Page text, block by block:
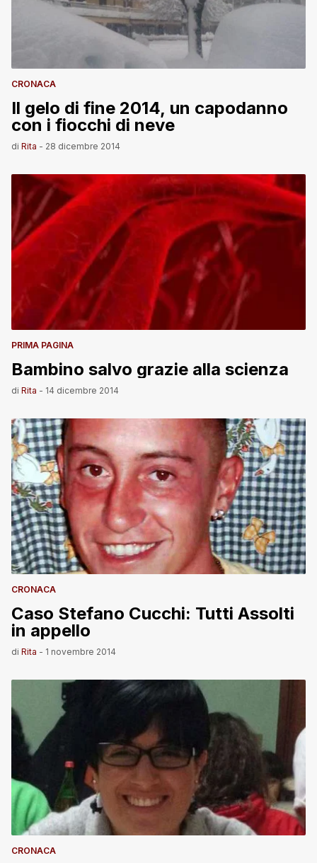
CRONACA
Il gelo di fine 2014, un capodanno
con i fiocchi di neve
di Rita - 28 dicembre 2014
PRIMA PAGINA
Bambino salvo grazie alla scienza
di Rita - 14 dicembre 2014
CRONACA
Caso Stefano Cucchi: Tutti Assolti
in appello
di Rita - 1 novembre 2014
CRONACA